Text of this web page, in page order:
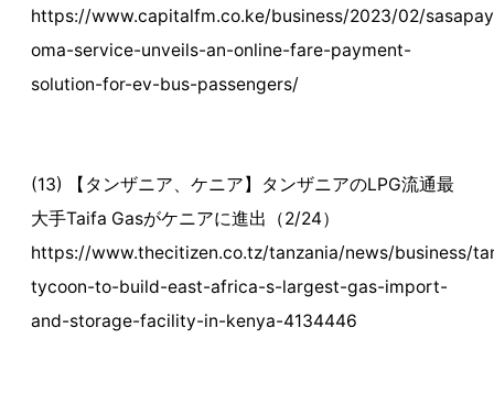
https://www.capitalfm.co.ke/business/2023/02/
oma-service-unveils-an-online-fare-payment-
solution-for-ev-bus-passengers/
(13) 【タンザニア、ケニア】タンザニアのLPG流通最
大手Taifa Gasがケニアに進出（2/24）
https://www.thecitizen.co.tz/tanzania/news/business/
tycoon-to-build-east-africa-s-largest-gas-import-
and-storage-facility-in-kenya-4134446